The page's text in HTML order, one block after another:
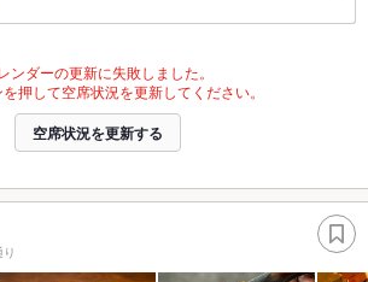
ンダーの更新に失敗しました。
押して空席状況を更新してください。
空席状況を更新する